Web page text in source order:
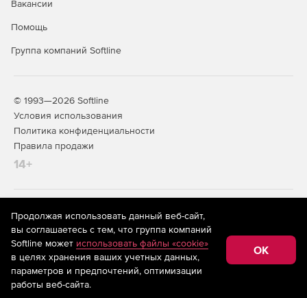
Вакансии
Помощь
Группа компаний Softline
© 1993—2026 Softline
Условия использования
Политика конфиденциальности
Правила продажи
14+
На информационном ресурсе store.softline.ru применяются
рекомендательные технологии
(информационные технологии
предоставления информации на основе сбора,
систематизации и анализа сведений, относящихся к
предпочтениям пользователей сети «Интернет»,
находящихся на территории Российской Федерации)
Продолжая использовать данный веб-сайт,
вы соглашаетесь с тем, что группа компаний
Softline может использовать файлы «cookie»
в целях хранения ваших учетных данных,
параметров и предпочтений, оптимизации
работы веб-сайта.
OK